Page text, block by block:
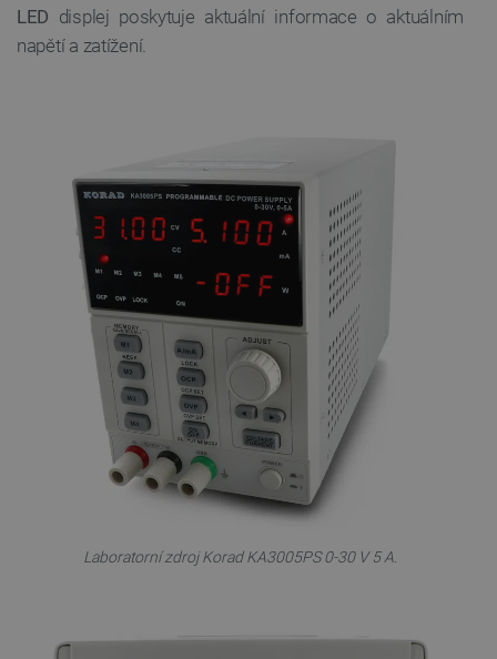
LED displej poskytuje aktuální informace o aktuálním
napětí a zatížení.
Laboratorní zdroj Korad KA3005PS 0-30 V 5 A.